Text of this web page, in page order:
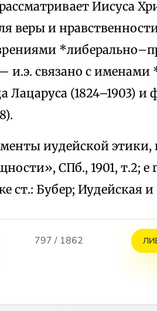
Иисуса
веры и
и.э. связано с именами
Лацаруса (1824–1903)
иудейской
СПб., 1901, т.2; е
ст.: Бубер; Иудейская и
797 / 1862